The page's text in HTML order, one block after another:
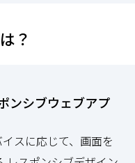
？
ンシブウェブアプ
スに応じて、画面を